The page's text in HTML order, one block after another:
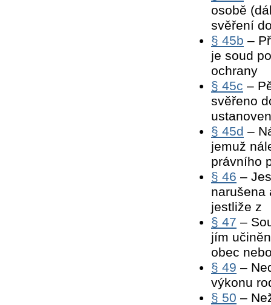
osobě
svěření
§ 45b –
je soud
ochrany
§ 45c –
svěřeno
§ 45d –
jemuž
právního
§ 46 –
narušena
jestliže z
§ 47 –
jím
obec
§ 49 –
výkonu
§ 50 –